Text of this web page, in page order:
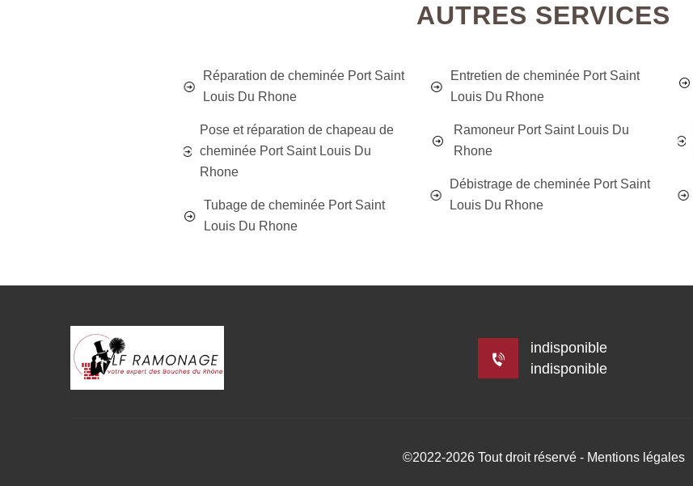
AUTRES SERVICES
Réparation de cheminée Port Saint
Louis Du Rhone
Pose et réparation de chapeau de
cheminée Port Saint Louis Du
Rhone
Tubage de cheminée Port Saint
Louis Du Rhone
Entretien de cheminée Port Saint
Louis Du Rhone
Ramoneur Port Saint Louis Du
Rhone
Débistrage de cheminée Port Saint
Louis Du Rhone
indisponible
indisponible
©2022-2026 Tout droit réservé - Mentions légales